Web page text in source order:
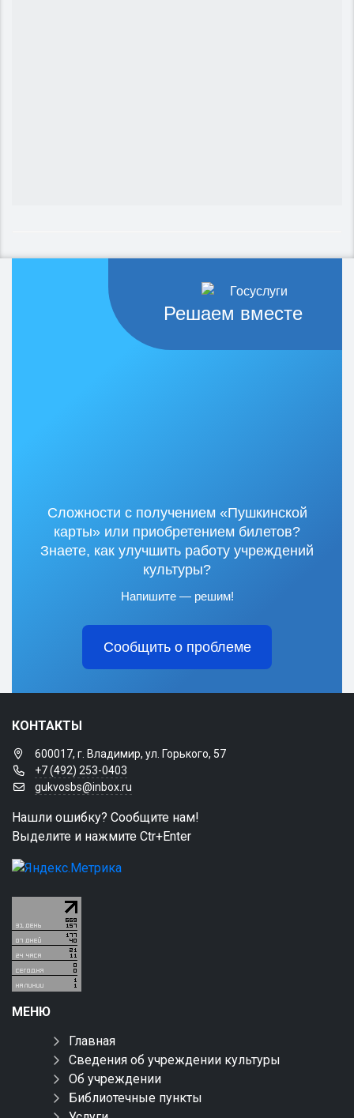
Решаем вместе
Сложности с получением «Пушкинской
карты» или приобретением билетов?
Знаете, как улучшить работу учреждений
культуры?
Напишите — решим!
Сообщить о проблеме
КОНТАКТЫ
600017, г. Владимир, ул. Горького, 57
+7 (492) 253-0403
gukvosbs@inbox.ru
Нашли ошибку? Сообщите нам!
Выделите и нажмите Ctr+Enter
МЕНЮ
Главная
Сведения об учреждении культуры
Об учреждении
Библиотечные пункты